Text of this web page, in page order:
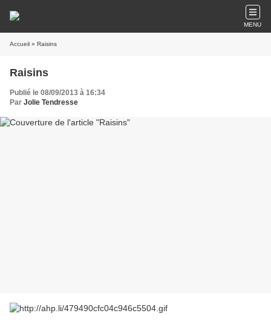
MENU
Accueil » Raisins
Raisins
Publié le 08/09/2013 à 16:34
Par Jolie Tendresse